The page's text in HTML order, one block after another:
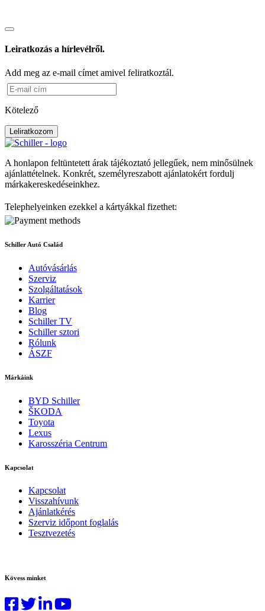
Leiratkozás a hírlevélről.
Add meg az e-mail címet amivel feliratkoztál.
Kötelező
Leliratkozom
A honlapon feltüntetett árak tájékoztató jellegűek, nem minősülnek
ajánlattételnek. Konkrét, személyreszabott ajánlatokért fordulj
márkakereskedéseinkhez.
Telephelyeinken ezekkel a kártyákkal fizethet:
Schiller Autó Család
Autóvásárlás
Szerviz
Szolgáltatások
Karrier
Blog
Schiller TV
Schiller sztori
Rólunk
ÁSZF
Márkáink
BYD Schiller
ŠKODA
Toyota
Lexus
Karosszéria Centrum
Kapcsolat
Kapcsolat
Visszahívunk
Ajánlatkérés
Szerviz időpont foglalás
Tesztvezetés
Kövess minket